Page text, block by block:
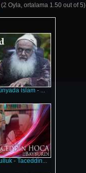
(2 Oyla, ortalama 1.50 out of 5)
islam - ...
- Taceddin...